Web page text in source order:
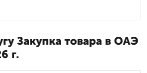
Закупка товара в ОАЭ
г.